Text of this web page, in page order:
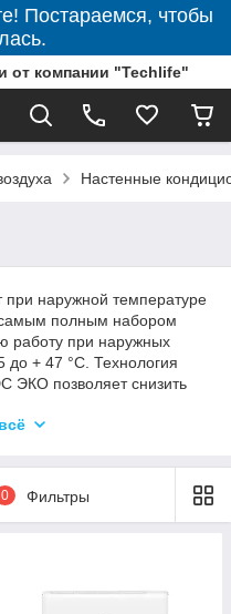
Постараемся, чтобы
от компании "Techlife"
Настенные
при наружной температуре
полным набором
работу при наружных
до + 47 °С. Технология
ЭКО позволяет снизить
и температуру в
0 Фильтры